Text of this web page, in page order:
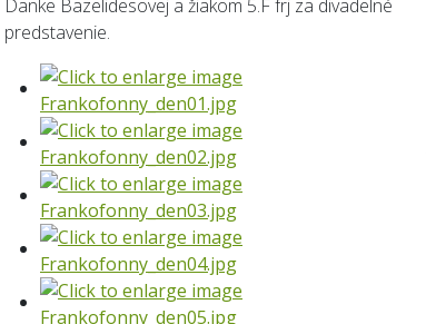
Danke Bazelidesovej a žiakom 5.F frj za divadelné
predstavenie.